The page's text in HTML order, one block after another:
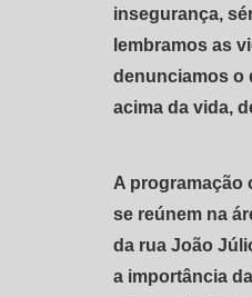
insegurança,
lembramos as
denunciamos o
acima da vida,
A programação
se reúnem na
da rua João
a importância